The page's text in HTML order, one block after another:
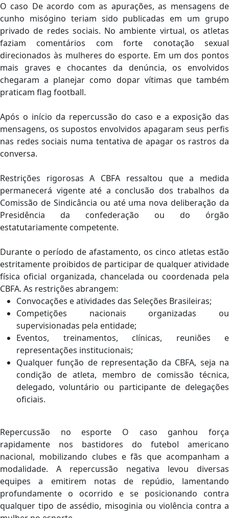
O caso De acordo com as apurações, as mensagens de
cunho misógino teriam sido publicadas em um grupo
privado de redes sociais. No ambiente virtual, os atletas
faziam comentários com forte conotação sexual
direcionados às mulheres do esporte. Em um dos pontos
mais graves e chocantes da denúncia, os envolvidos
chegaram a planejar como dopar vítimas que também
praticam flag football.
Após o início da repercussão do caso e a exposição das
mensagens, os supostos envolvidos apagaram seus perfis
nas redes sociais numa tentativa de apagar os rastros da
conversa.
Restrições rigorosas A CBFA ressaltou que a medida
permanecerá vigente até a conclusão dos trabalhos da
Comissão de Sindicância ou até uma nova deliberação da
Presidência da confederação ou do órgão
estatutariamente competente.
Durante o período de afastamento, os cinco atletas estão
estritamente proibidos de participar de qualquer atividade
física oficial organizada, chancelada ou coordenada pela
CBFA. As restrições abrangem:
Convocações e atividades das Seleções Brasileiras;
Competições nacionais organizadas ou
supervisionadas pela entidade;
Eventos, treinamentos, clínicas, reuniões e
representações institucionais;
Qualquer função de representação da CBFA, seja na
condição de atleta, membro de comissão técnica,
delegado, voluntário ou participante de delegações
oficiais.
Repercussão no esporte O caso ganhou força
rapidamente nos bastidores do futebol americano
nacional, mobilizando clubes e fãs que acompanham a
modalidade. A repercussão negativa levou diversas
equipes a emitirem notas de repúdio, lamentando
profundamente o ocorrido e se posicionando contra
qualquer tipo de assédio, misoginia ou violência contra a